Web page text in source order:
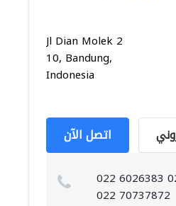
Jl Dian Molek 2
10, Bandung,
Indonesia
اتصل الآن
022 6026383
022 70737872